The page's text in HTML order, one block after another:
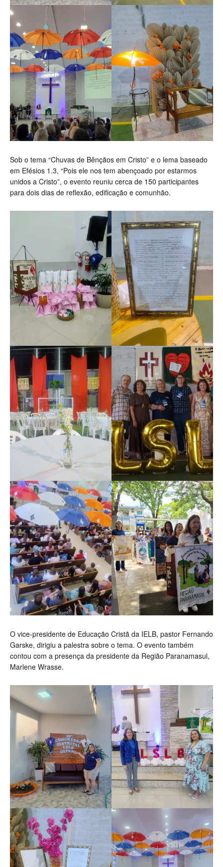
Sob o tema “Chuvas de Bênçãos em Cristo” e o lema baseado
em Efésios 1.3, “Pois ele nos tem abençoado por estarmos
unidos a Cristo”, o evento reuniu cerca de 150 participantes
para dois dias de reflexão, edificação e comunhão.
O vice-presidente de Educação Cristã da IELB, pastor Fernando
Garske, dirigiu a palestra sobre o tema. O evento também
contou com a presença da presidente da Região Paranamasul,
Marlene Wrasse.